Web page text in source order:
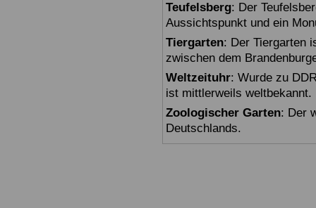
Teufelsberg: Der
Aussichtspunkt und ein
Tiergarten: Der Tiergarten
zwischen dem
Weltzeituhr: Wurde zu
ist mittlerweils weltbekannt.
Zoologischer Garten: Der
Deutschlands.